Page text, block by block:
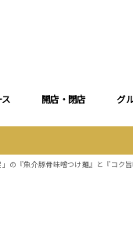
開店・閉店 グ
」の『魚介豚骨味噌つけ麺』と『コク